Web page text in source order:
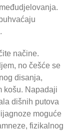
načine.
no češće se
disanja,
košu. Napadaji
dišnih putova
moguće
fizikalnog